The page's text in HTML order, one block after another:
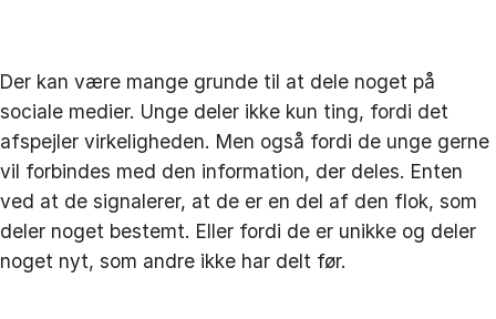
Der kan være mange grunde til at dele noget på
sociale medier. Unge deler ikke kun ting, fordi det
afspejler virkeligheden. Men også fordi de unge gerne
vil forbindes med den information, der deles. Enten
ved at de signalerer, at de er en del af den flok, som
deler noget bestemt. Eller fordi de er unikke og deler
noget nyt, som andre ikke har delt før.